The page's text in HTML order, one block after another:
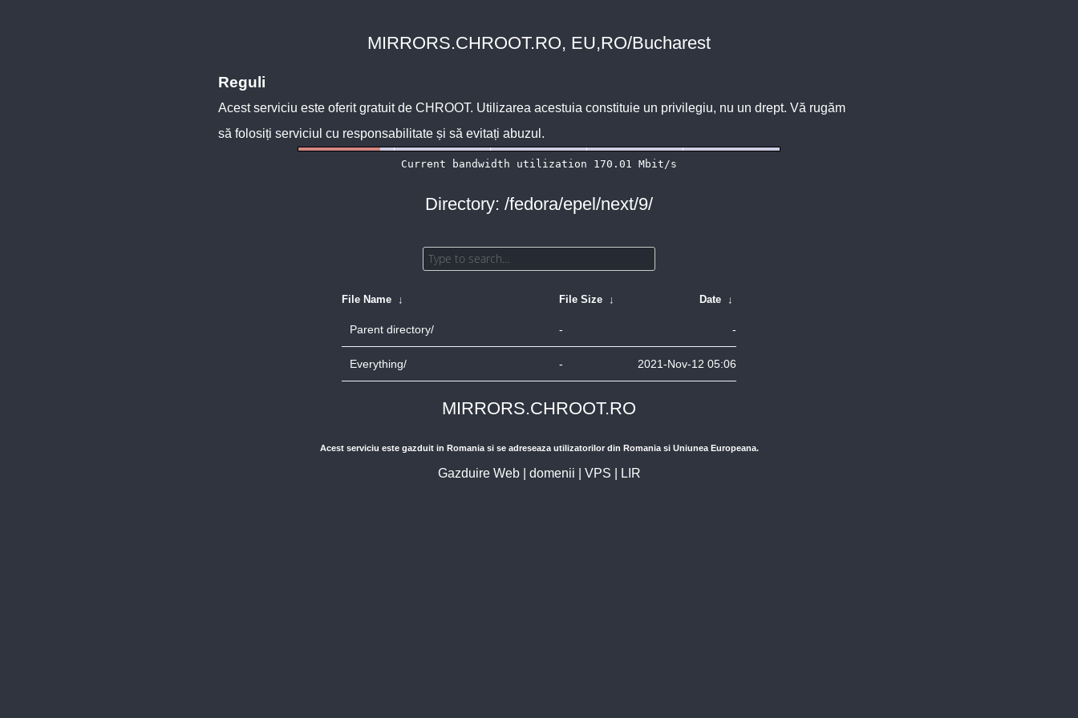
MIRRORS.CHROOT.RO, EU,RO/Bucharest
Reguli
Acest serviciu este oferit gratuit de CHROOT. Utilizarea acestuia constituie un privilegiu, nu un drept. Vă rugăm
să folosiți serviciul cu responsabilitate și să evitați abuzul.
Directory: /fedora/epel/next/9/
File Name ↓ File Size ↓ Date ↓
Parent directory/ - -
Everything/ - 2021-Nov-12 05:06
MIRRORS.CHROOT.RO
Acest serviciu este gazduit in Romania si se adreseaza utilizatorilor din Romania si Uniunea Europeana.
Gazduire Web| domenii VPS LIR